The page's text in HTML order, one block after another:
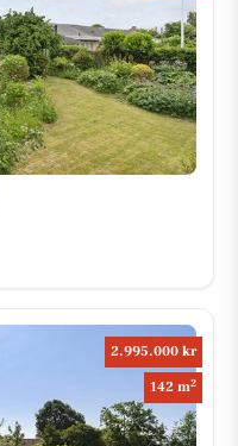
2.995.000 kr
142 m2